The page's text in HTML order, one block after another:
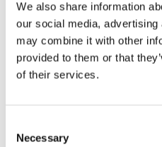
We also share information
our social media,
may combine it with other
provided to them or that
of their services.
Selection
Necessary